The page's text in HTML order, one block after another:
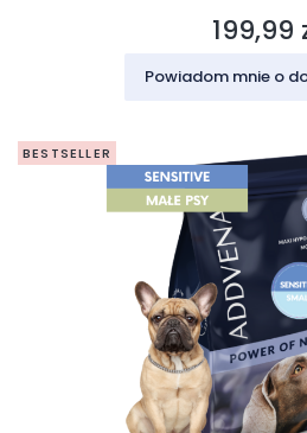
Cena
199,99
Powiadom mnie o
BESTSELLER